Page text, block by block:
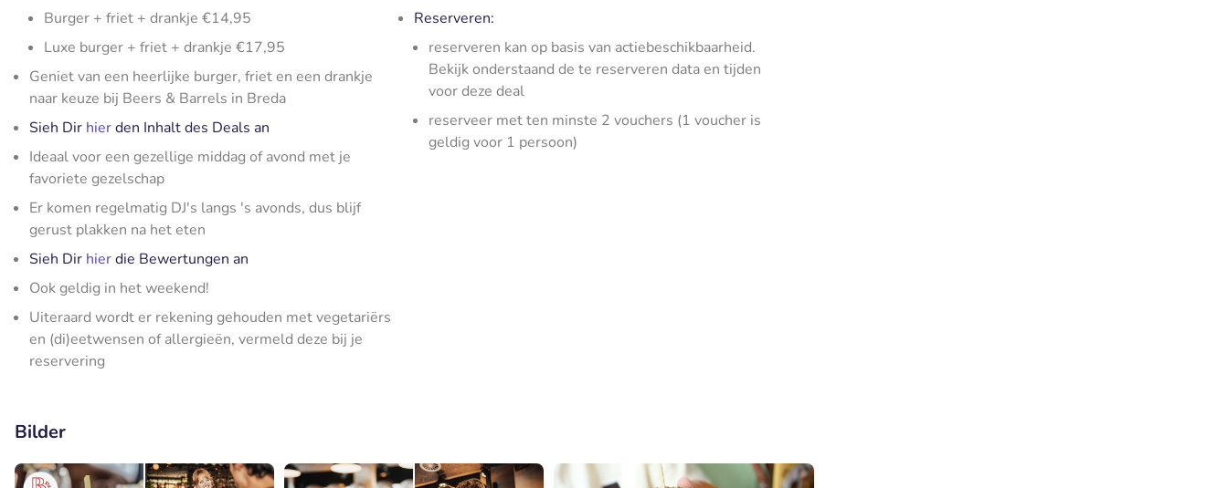
Burger + friet + drankje €14,95
Luxe burger + friet + drankje €17,95
Geniet van een heerlijke burger, friet en een drankje
naar keuze bij Beers & Barrels in Breda
Sieh Dir hierden Inhalt des Deals an
Ideaal voor een gezellige middag of avond met je
favoriete gezelschap
Er komen regelmatig DJ's langs 's avonds, dus blijf
gerust plakken na het eten
Sieh Dir hierdie Bewertungen an
Ook geldig in het weekend!
Uiteraard wordt er rekening gehouden met vegetariërs
en (di)eetwensen of allergieën, vermeld deze bij je
reservering
Reserveren:
reserveren kan op basis van actiebeschikbaarheid.
Bekijk onderstaand de te reserveren data en tijden
voor deze deal
reserveer met ten minste 2 vouchers (1 voucher is
geldig voor 1 persoon)
Bilder